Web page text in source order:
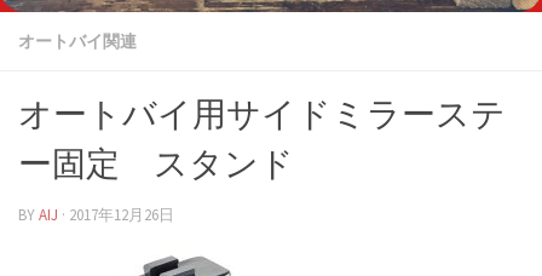
オートバイ関連
オートバイ用サイドミラーステ
ー固定 スタンド
BYAIJ · 2017年12月26日